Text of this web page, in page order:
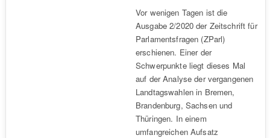
Vor wenigen Tagen ist die
Ausgabe 2/2020 der Zeitschrift für
Parlamentsfragen (ZParl)
erschienen. Einer der
Schwerpunkte liegt dieses Mal
auf der Analyse der vergangenen
Landtagswahlen in Bremen,
Brandenburg, Sachsen und
Thüringen. In einem
umfangreichen Aufsatz